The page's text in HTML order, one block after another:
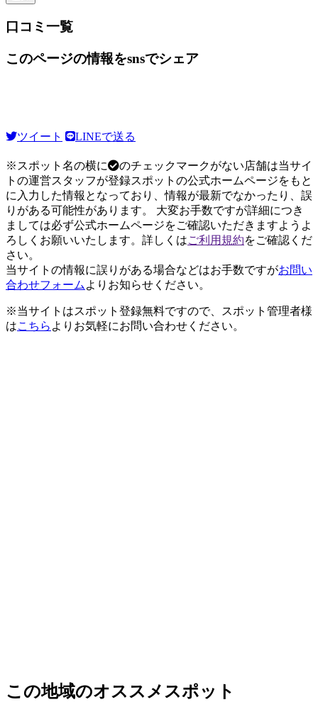
口コミ一覧
このページの情報をsnsでシェア
ツイート LINEで送る
※スポット名の横に
のチェックマークがない店舗は当サイ
トの運営スタッフが登録スポットの公式ホームページをもと
に入力した情報となっており、情報が最新でなかったり、誤
りがある可能性があります。 大変お手数ですが詳細につき
ましては必ず公式ホームページをご確認いただきますようよ
ろしくお願いいたします。詳しくはご利用規約をご確認くだ
さい。
当サイトの情報に誤りがある場合などはお手数ですがお問い
合わせフォーム よりお知らせください。
※当サイトはスポット登録無料ですので、スポット管理者様
はこちら よりお気軽にお問い合わせください。
この地域のオススメスポット